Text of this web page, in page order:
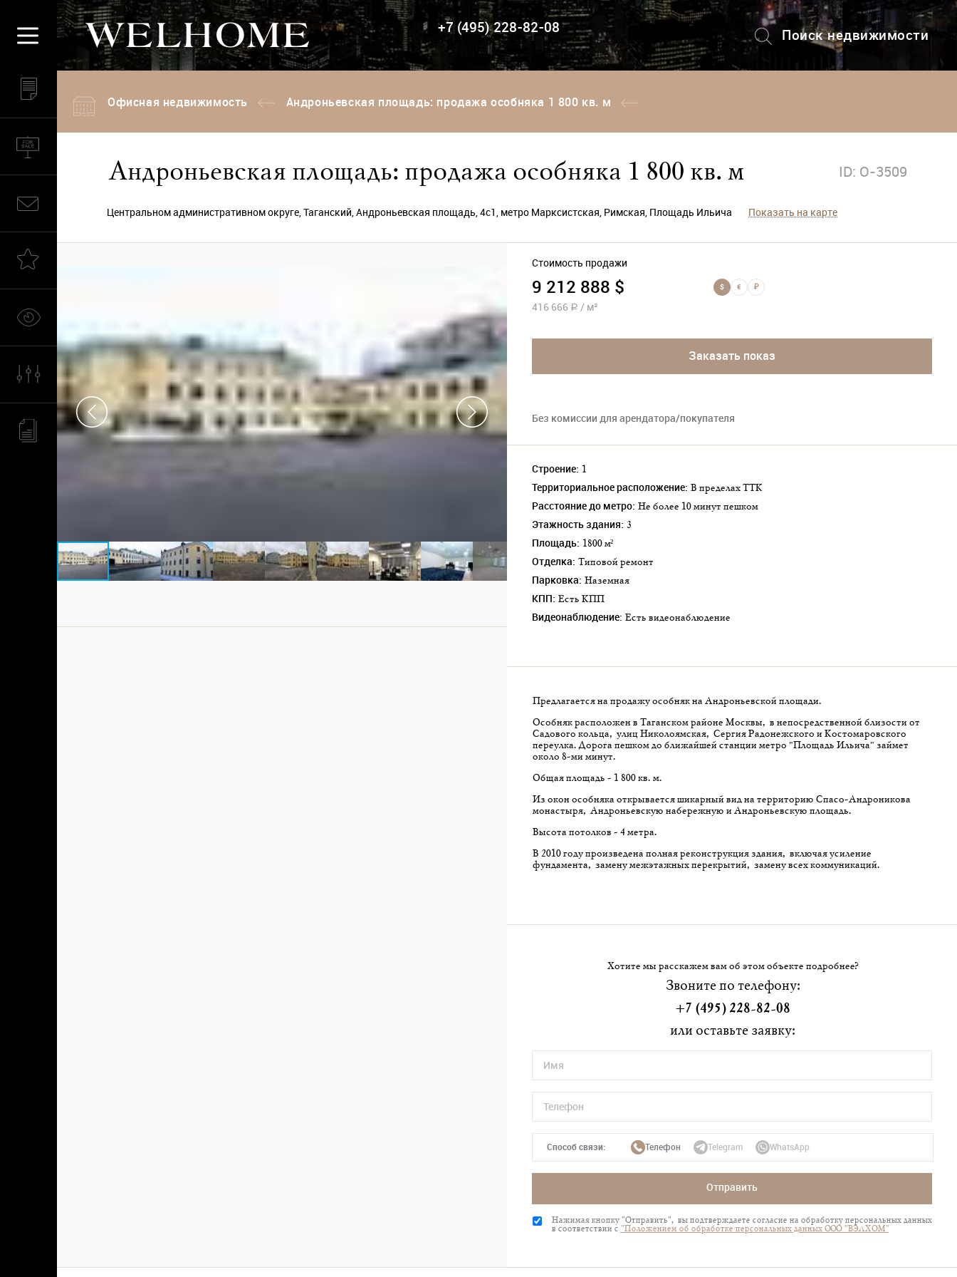
+7 (495) 228-82-08
Поиск недвижимости
+7 (495) 228-82-08
Офисная недвижимость Андроньевская площадь: продажа особняка 1 800 кв. м
Андроньевская площадь: продажа особняка 1 800 кв. м ID: O-3509
Центральном административном округе, Таганский, Андроньевская площадь, 4с1, метро Марксистская, Римская, Площадь Ильича Показать на карте
Стоимость продажи
9 212 888 $ $ € ₽
416 666 a / м²
Заказать показ
Без комиссии для арендатора/покупателя
Строение: 1
Территориальное расположение: в пределах ТТК
Расстояние до метро: не более 10 минут пешком
Этажность здания: 3
Площадь: 1800 м²
Отделка: Типовой ремонт
Парковка: наземная
КПП: Есть КПП
Видеонаблюдение: Есть видеонаблюдение
Предлагается на продажу особняк на Андроньевской площади.
Особняк расположен в Таганском районе Москвы, в непосредственной близости от
Садового кольца, улиц Николоямская, Сергия Радонежского и Костомаровского
переулка. Дорога пешком до ближайшей станции метро "Площадь Ильича" займет
около 8-ми минут.
Общая площадь - 1 800 кв. м.
Из окон особняка открывается шикарный вид на территорию Спасо-Андроникова
монастыря, Андроньевскую набережную и Андроньевскую площадь.
Высота потолков - 4 метра.
В 2010 году произведена полная реконструкция здания, включая усиление
фундамента, замену межэтажных перекрытий, замену всех коммуникаций.
Хотите мы расскажем вам об этом объекте подробнее?
Звоните по телефону:
+7 (495) 228-82-08
или оставьте заявку:
Способ связи: Телефон Telegram WhatsApp
Отправить
Нажимая кнопку "Отправить", вы подтверждаете согласие на обработку персональных данных
в соответствии с "Положением об обработке персональных данных ООО "ВЭЛХОМ"